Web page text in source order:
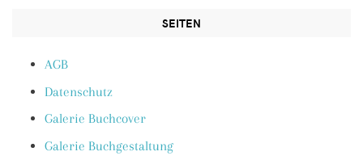
SEITEN
AGB
Datenschutz
Galerie Buchcover
Galerie Buchgestaltung